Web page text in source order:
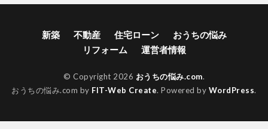
新築 不動産 住宅ローン
おうちの悩み
リフォーム
運営者情報
© Copyright 2026 おうちの悩み.com.
おうちの悩み.com by FIT-Web Create. Powered by WordPress.